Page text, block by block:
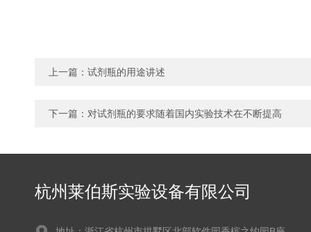
上一篇： 试剂瓶的用途讲述
下一篇： 对试剂瓶的要求随着国内实验技术在不断提高
杭州莱伯斯实验设备有限公司